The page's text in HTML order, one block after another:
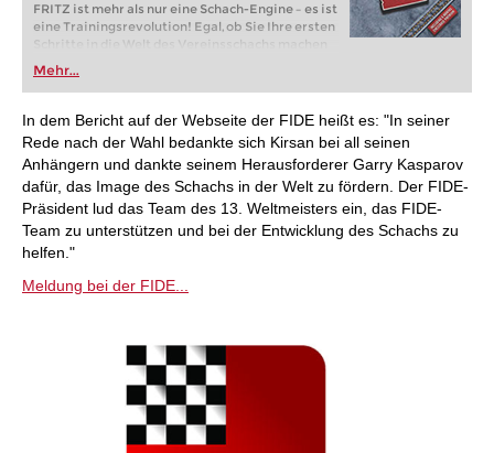
FRITZ ist mehr als nur eine Schach-Engine – es ist
eine Trainingsrevolution! Egal, ob Sie Ihre ersten
Schritte in die Welt des Vereinsschachs machen
oder bereits auf Turnierniveau spielen: Mit
FRITZ trainieren Sie effizienter, intelligenter und
individueller als je zuvor.
Mehr...
In dem Bericht auf der Webseite der FIDE heißt es: "In seiner
Rede nach der Wahl bedankte sich Kirsan bei all seinen
Anhängern und dankte seinem Herausforderer Garry Kasparov
dafür, das Image des Schachs in der Welt zu fördern. Der FIDE-
Präsident lud das Team des 13. Weltmeisters ein, das FIDE-
Team zu unterstützen und bei der Entwicklung des Schachs zu
helfen."
Meldung bei der FIDE...